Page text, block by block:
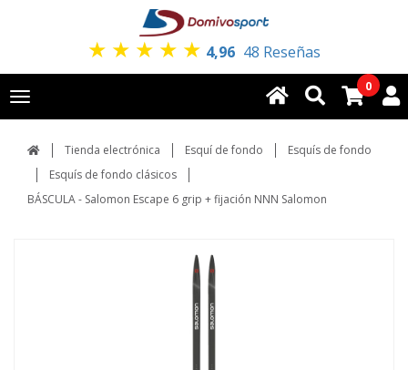
★ ★ ★ ★ ★ 4,96 48 Reseñas
Toggle
navigation
0
Tienda electrónica Esquí de fondo
Esquís de fondo
Esquís de fondo clásicos
BÁSCULA - Salomon Escape 6 grip + fijación NNN Salomon